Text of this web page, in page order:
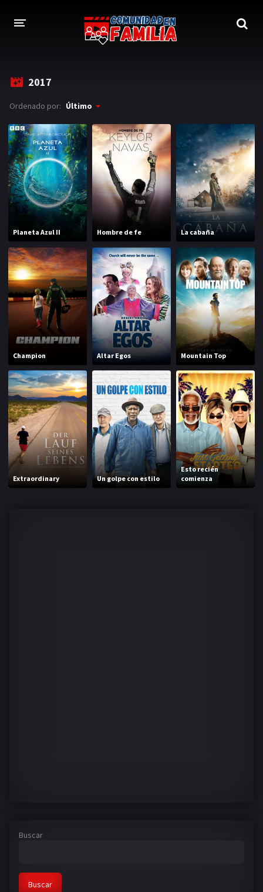
LOGIN
2017
Ordenado por: Último
Planeta Azul II Hombre de fe La cabaña
Champion Altar Egos Mountain Top
Extraordinary Un golpe con estilo
Esto recién
comienza
Buscar
Buscar